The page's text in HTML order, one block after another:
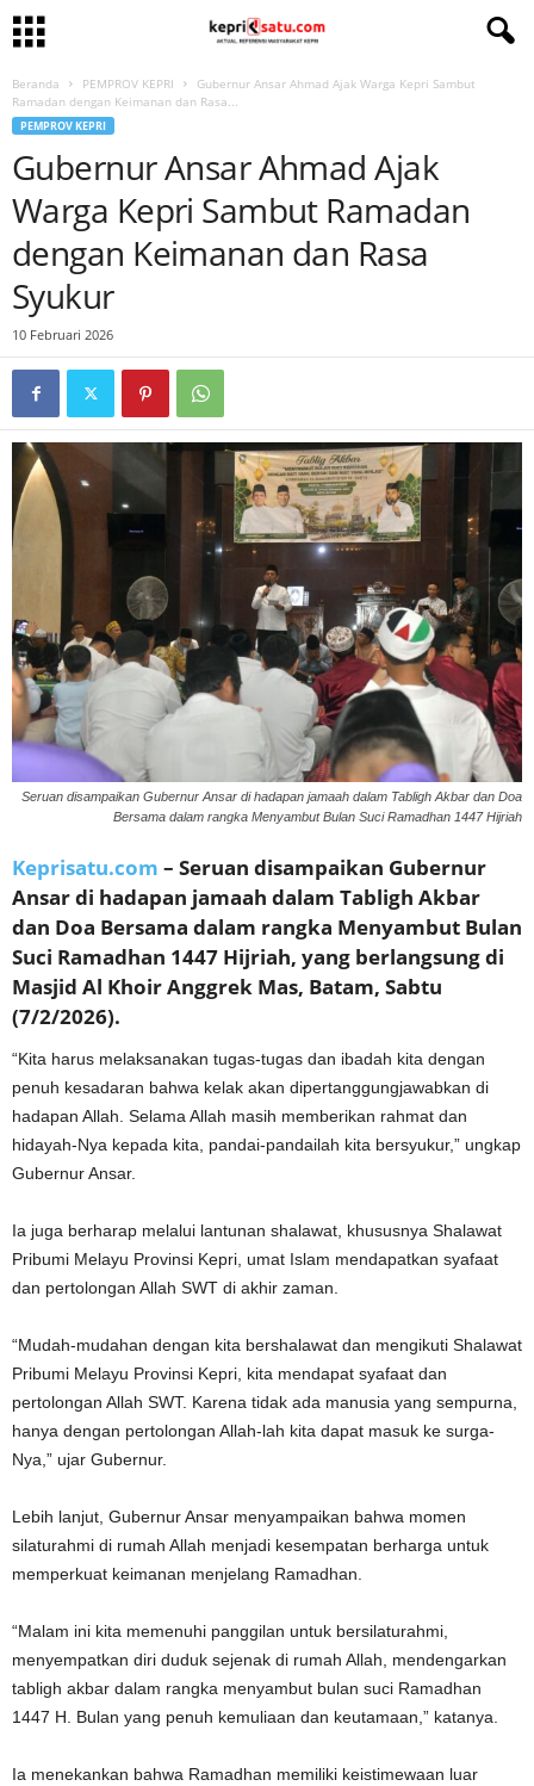
Beranda PEMPROV KEPRI
Gubernur Ansar Ahmad Ajak Warga Kepri Sambut
Ramadan dengan Keimanan dan Rasa...
PEMPROV KEPRI
Gubernur Ansar Ahmad Ajak
Warga Kepri Sambut Ramadan
dengan Keimanan dan Rasa
Syukur
10 Februari 2026
Seruan disampaikan Gubernur Ansar di hadapan jamaah dalam Tabligh Akbar dan Doa
Bersama dalam rangka Menyambut Bulan Suci Ramadhan 1447 Hijriah
Keprisatu.com – Seruan disampaikan Gubernur
Ansar di hadapan jamaah dalam Tabligh Akbar
dan Doa Bersama dalam rangka Menyambut Bulan
Suci Ramadhan 1447 Hijriah, yang berlangsung di
Masjid Al Khoir Anggrek Mas, Batam, Sabtu
(7/2/2026).
“Kita harus melaksanakan tugas-tugas dan ibadah kita dengan
penuh kesadaran bahwa kelak akan dipertanggungjawabkan di
hadapan Allah. Selama Allah masih memberikan rahmat dan
hidayah-Nya kepada kita, pandai-pandailah kita bersyukur,” ungkap
Gubernur Ansar.
Ia juga berharap melalui lantunan shalawat, khususnya Shalawat
Pribumi Melayu Provinsi Kepri, umat Islam mendapatkan syafaat
dan pertolongan Allah SWT di akhir zaman.
“Mudah-mudahan dengan kita bershalawat dan mengikuti Shalawat
Pribumi Melayu Provinsi Kepri, kita mendapat syafaat dan
pertolongan Allah SWT. Karena tidak ada manusia yang sempurna,
hanya dengan pertolongan Allah-lah kita dapat masuk ke surga-
Nya,” ujar Gubernur.
Lebih lanjut, Gubernur Ansar menyampaikan bahwa momen
silaturahmi di rumah Allah menjadi kesempatan berharga untuk
memperkuat keimanan menjelang Ramadhan.
“Malam ini kita memenuhi panggilan untuk bersilaturahmi,
menyempatkan diri duduk sejenak di rumah Allah, mendengarkan
tabligh akbar dalam rangka menyambut bulan suci Ramadhan
1447 H. Bulan yang penuh kemuliaan dan keutamaan,” katanya.
Ia menekankan bahwa Ramadhan memiliki keistimewaan luar